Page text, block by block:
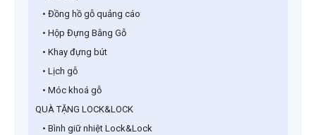
• Đồng hồ gỗ quảng cáo
• Hộp Đựng Bằng Gỗ
• Khay đựng bút
• Lịch gỗ
• Móc khoá gỗ
QUÀ TẶNG LOCK&LOCK
• Bình giữ nhiệt Lock&Lock